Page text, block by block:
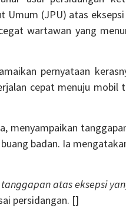
Umum (JPU) atas
wartawan yang
pernyataan
cepat menuju mobil
menyampaikan
badan. Ia
atas eksepsi
persidangan. []